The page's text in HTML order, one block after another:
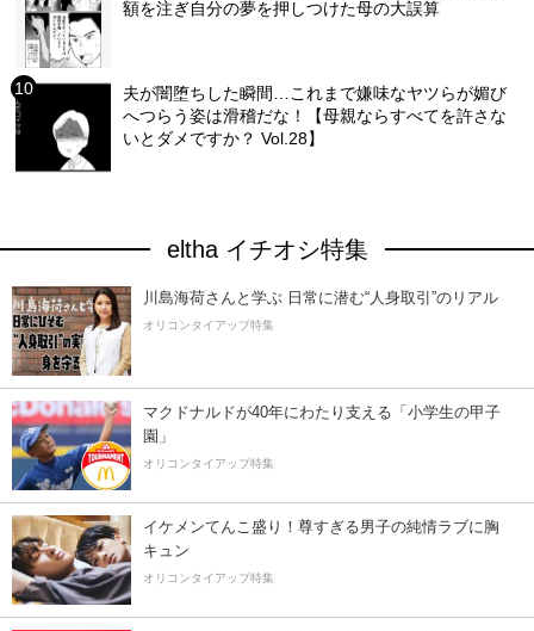
額を注ぎ自分の夢を押しつけた母の大誤算
夫が闇堕ちした瞬間…これまで嫌味なヤツらが媚び
へつらう姿は滑稽だな！【母親ならすべてを許さな
いとダメですか？ Vol.28】
eltha イチオシ特集
川島海荷さんと学ぶ 日常に潜む“人身取引”のリアル
オリコンタイアップ特集
マクドナルドが40年にわたり支える「小学生の甲子
園」
オリコンタイアップ特集
イケメンてんこ盛り！尊すぎる男子の純情ラブに胸
キュン
オリコンタイアップ特集